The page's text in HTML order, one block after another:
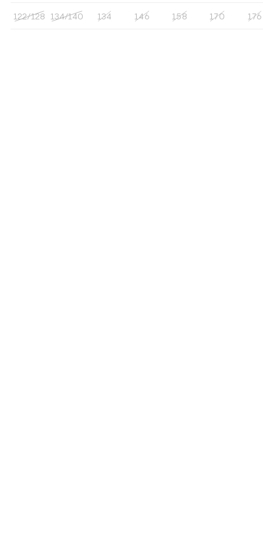
122/128 134/140 134 146 158 170 176